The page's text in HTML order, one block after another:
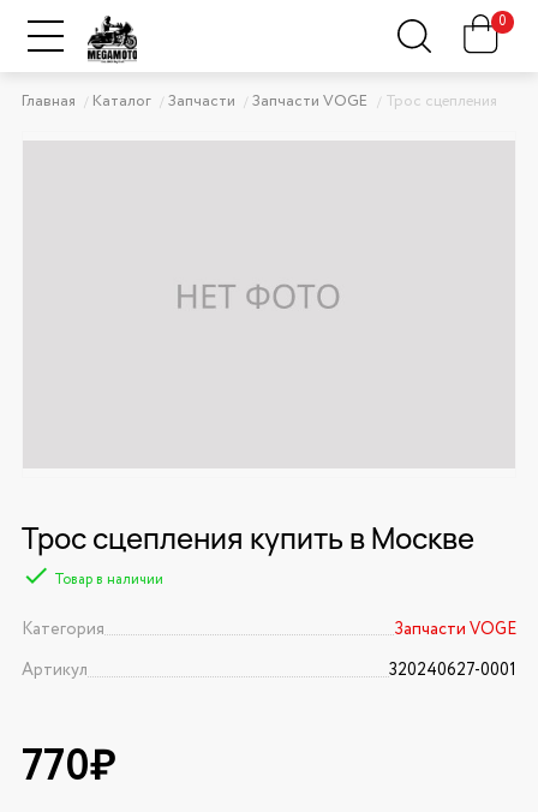
0
Главная Каталог Запчасти Запчасти VOGE Трос сцепления
Трос сцепления купить в Москве
Товар в наличии
Категория
Запчасти VOGE
Артикул
320240627-0001
770₽